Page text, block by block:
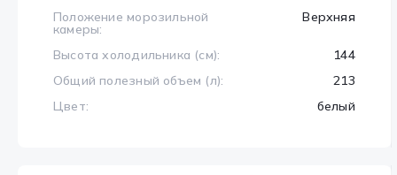
Положение морозильной
камеры:
Верхняя
Высота холодильника (см):
144
Общий полезный объем (л):
213
Цвет:
белый